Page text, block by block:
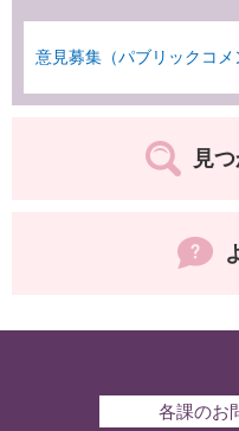
意見募集（パブリックコメ
見
各課のお